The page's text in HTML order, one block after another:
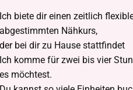
Ich biete dir einen zeitlich
abgestimmten Nähkurs,
der bei dir zu Hause stattfindet
Ich komme für zwei bis vier
es möchtest.